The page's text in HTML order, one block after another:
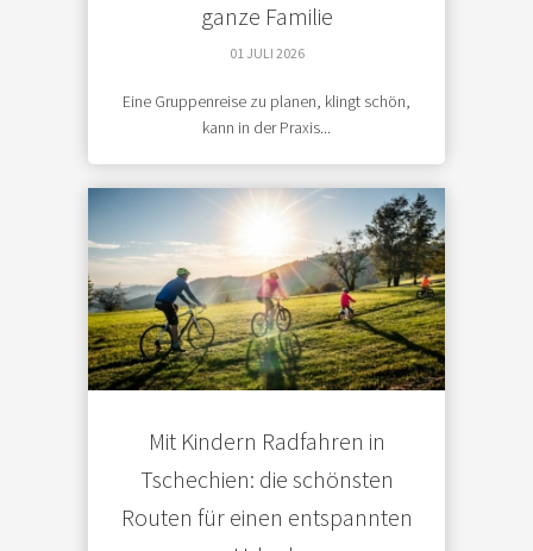
ganze Familie
01 JULI 2026
Eine Gruppenreise zu planen, klingt schön,
kann in der Praxis...
Mit Kindern Radfahren in
Tschechien: die schönsten
Routen für einen entspannten